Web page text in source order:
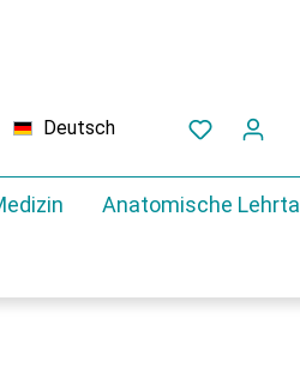
Deutsch
Anatomische